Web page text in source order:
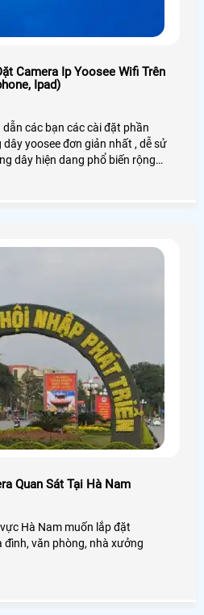
Camera Ip Yoosee Wifi Trên
Ipad)
các bạn các cài đặt phần
yoosee đơn giản nhất , dễ sử
Quan Sát Tại Hà Nam
Hà Nam muốn lắp đặt
văn phòng, nhà xưởng